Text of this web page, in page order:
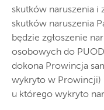
skutków naruszenia
skutków naruszenia
będzie zgłoszenie
osobowych do
dokona Prowincja
wykryto w Prowincji)
u którego wykryto